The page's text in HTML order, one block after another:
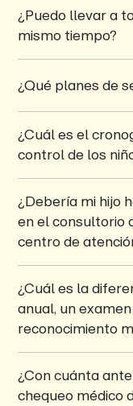
¿Puedo llevar a
mismo tiempo?
¿Qué planes de
¿Cuál es el
control de los
¿Debería mi hijo
en el consultorio
centro de
¿Cuál es la
anual, un
reconocimiento
¿Con cuánta
chequeo médico